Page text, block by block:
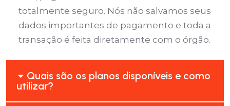
totalmente seguro. Nós não salvamos seus
dados importantes de pagamento e toda a
transação é feita diretamente com o órgão.
Quais são os planos disponíveis e como
utilizar?